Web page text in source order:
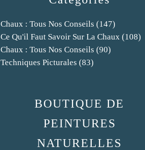
Chaux : Tous Nos Conseils (147)
Ce Qu'il Faut Savoir Sur La Chaux (108)
Chaux : Tous Nos Conseils (90)
Techniques Picturales (83)
BOUTIQUE DE
PEINTURES
NATURELLES